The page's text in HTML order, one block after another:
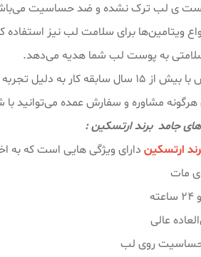
ویتامین‌ها برای سلامت لب نیز
سلامتی به پوست لب شما هدیه می‌دهد.
مجموعه نگارلوکس با بیش از ۱۵
و سفارش عمده می‌توانید با شماره 09189996478 با آقای قادری در تماس حاصل
جامد برند ارتسکین :
ارتسکین دارای ویژگی هایی است که به
مات
عالی
روی لب